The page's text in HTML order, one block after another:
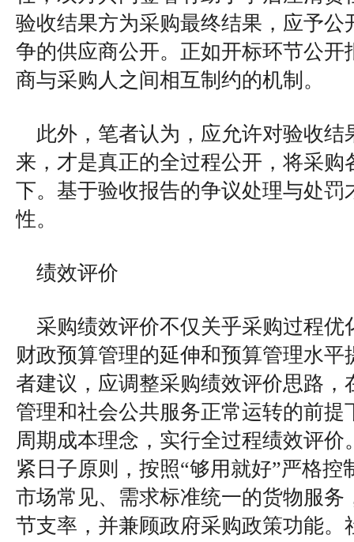
验收结果方为采购最终结果，应予公
争的供应商公开。正如开标环节公开
商与采购人之间相互制约的机制。
此外，笔者认为，应允许对验收结
来，才是真正的全过程公开，将采购
下。基于验收报告的争议处理与处罚
性。
绩效评价
采购绩效评价不仅关乎采购过程优
财政预算管理的延伸和预算管理水平
者建议，应调整采购绩效评价思路，
管理和社会公共服务正常运转的前提
周期成本理念，实行全过程绩效评价
紧日子原则，按照“够用就好”严格控
市场常见、需求标准统一的货物服务
节支率，并兼顾政府采购政策功能。